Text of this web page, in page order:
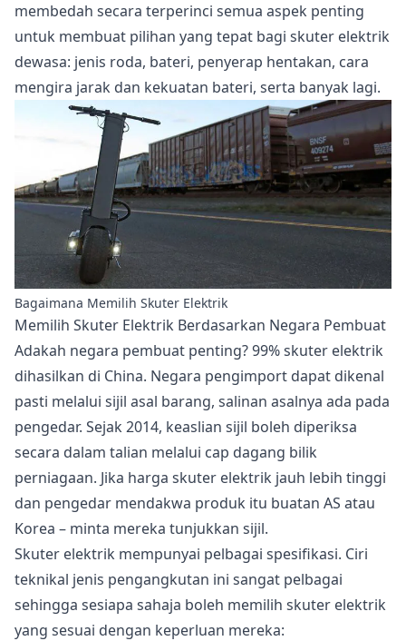
membedah secara terperinci semua aspek penting
untuk membuat pilihan yang tepat bagi skuter elektrik
dewasa: jenis roda, bateri, penyerap hentakan, cara
mengira jarak dan kekuatan bateri, serta banyak lagi.
Bagaimana Memilih Skuter Elektrik
Memilih Skuter Elektrik Berdasarkan Negara Pembuat
Adakah negara pembuat penting? 99% skuter elektrik
dihasilkan di China. Negara pengimport dapat dikenal
pasti melalui sijil asal barang, salinan asalnya ada pada
pengedar. Sejak 2014, keaslian sijil boleh diperiksa
secara dalam talian melalui cap dagang bilik
perniagaan. Jika harga skuter elektrik jauh lebih tinggi
dan pengedar mendakwa produk itu buatan AS atau
Korea – minta mereka tunjukkan sijil.
Skuter elektrik mempunyai pelbagai spesifikasi. Ciri
teknikal jenis pengangkutan ini sangat pelbagai
sehingga sesiapa sahaja boleh memilih skuter elektrik
yang sesuai dengan keperluan mereka: